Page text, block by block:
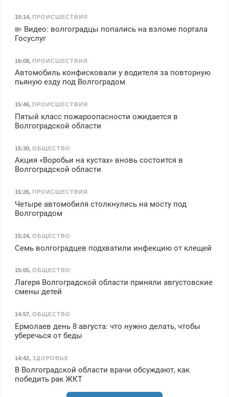
16:14, ПРОИСШЕСТВИЯ
Видео: волгоградцы попались на взломе портала
Госуслуг
16:08, ПРОИСШЕСТВИЯ
Автомобиль конфисковали у водителя за повторную
пьяную езду под Волгоградом
15:46, ПРОИСШЕСТВИЯ
Пятый класс пожароопасности ожидается в
Волгоградской области
15:30, ОБЩЕСТВО
Акция «Воробьи на кустах» вновь состоится в
Волгоградской области
15:26, ПРОИСШЕСТВИЯ
Четыре автомобиля столкнулись на мосту под
Волгоградом
15:24, ОБЩЕСТВО
Семь волгоградцев подхватили инфекцию от клещей
15:05, ОБЩЕСТВО
Лагеря Волгоградской области приняли августовские
смены детей
14:57, ОБЩЕСТВО
Ермолаев день 8 августа: что нужно делать, чтобы
уберечься от беды
14:42, ЗДОРОВЬЕ
В Волгоградской области врачи обсуждают, как
победить рак ЖКТ